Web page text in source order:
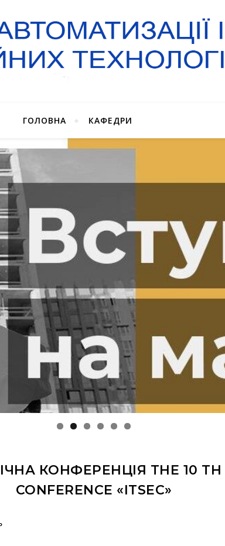
ГОЛОВНА КАФЕДРИ
КОНФЕРЕНЦІЯ THE 10 TH
CONFERENCE «ITSEC»